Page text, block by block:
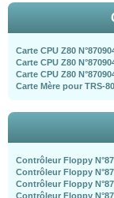
Carte CPU Z80
Carte CPU Z80
Carte CPU Z80
Carte Mère pour TRS-
Contrôleur Floppy
Contrôleur Floppy
Contrôleur Floppy
Contrôleur Floppy